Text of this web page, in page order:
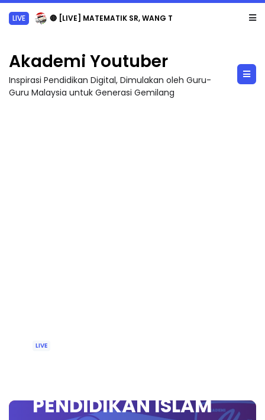
LIVE 🔴 [LIVE] MATEMATIK SR, WANG TAHUN 6 OLEH CIKGU ANITA #ALLINONE #141 #...
Akademi Youtuber
Inspirasi Pendidikan Digital, Dimulakan oleh Guru-
Guru Malaysia untuk Generasi Gemilang
LIVE
PENDIDIKAN ISLAM